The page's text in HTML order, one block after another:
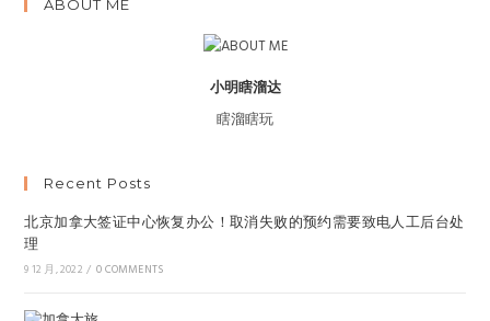
ABOUT ME
小明瞎溜达
瞎溜瞎玩
Recent Posts
北京加拿大签证中心恢复办公！取消失败的预约需要致电人工后台处
理
9 12 月, 2022 / 0 COMMENTS